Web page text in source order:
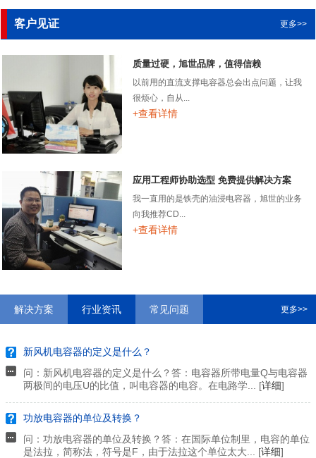
客户见证 更多>>
质量过硬，旭世品牌，值得信赖
以前用的直流支撑电容器总会出点问题，让我
很烦心，自从...
+查看详情
应用工程师协助选型 免费提供解决方案
我一直用的是铁壳的油浸电容器，旭世的业务
向我推荐CD...
+查看详情
解决方案 行业资讯 常见问题 更多>>
新风机电容器的定义是什么？
问：新风机电容器的定义是什么？答：电容器所带电量Q与电容器
两极间的电压U的比值，叫电容器的电容。在电路学... [详细]
功放电容器的单位及转换？
问：功放电容器的单位及转换？答：在国际单位制里，电容的单位
是法拉，简称法，符号是F，由于法拉这个单位太大... [详细]